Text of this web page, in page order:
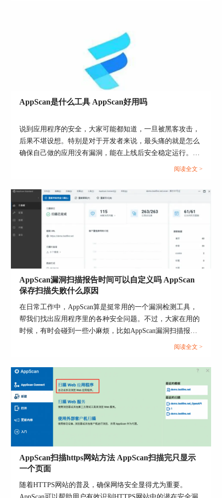
一个非常安全的过程。它是通过模拟攻击的方式来
检测漏洞的，不会对你的数据或者系统产生任何实
很多人害怕扫描过程会“入侵”到自己的系统，进而
修改数据或者破坏文件。实际上，Appscan 是非侵
换句话说，它只是模拟黑客攻击的行为，检测系统
的漏洞，但不会真正去执行这些操作。所以，数据
和系统不会受到任何影响。
统崩溃或者文件丢失。放心吧，Appscan 的扫描流
程是被严格设计过的，它不会做任何破坏性操作。
扫描时，它只会分析数据和系统的安全性，发现漏
洞的同时，不会触碰、修改或者删除任何数据。
系统资源占用
扫描是有资源消耗的，这点是难免的。Appscan 在
扫描过程中会消耗一定的系统资源，可能会让系统
的性能稍微变慢，比如加载网页时会有一点延迟，
或者在运行其他程序时，服务器负载可能会上升。
这些影响其实是可以忽略不计的，尤其是如果你在
闲时进行扫描，基本不会干扰正常工作。
不会破坏你的数据或系统，大家可以放心使用。对
AppScan是什么工具 AppScan好用吗
说到应用程序的安全，大家可能都知道，一旦被黑客攻击，
后果不堪设想。特别是对于开发者来说，最头痛的就是怎么
确保自己做的应用没有漏洞，能在上线后安全稳定运行。于
是就有了各种安全扫描工具，AppScan就是其中一个，它的
么，AppScan是什么工具 AppScan好用吗？今天我们就来聊
聊这个工具，看看它到底值不值得你使用。...
阅读全文 >
AppScan漏洞扫描报告时间可以自定义吗 AppScan
保存扫描失败什么原因
在日常工作中，AppScan算是挺常用的一个漏洞检测工具，
帮我们找出应用程序里的各种安全问题。不过，大家在用的
时候，有时会碰到一些小麻烦，比如AppScan漏洞扫描报告
时间可以自定义吗 AppScan保存扫描失败什么原因这些问
AppScan时更顺手一点。...
阅读全文 >
AppScan扫描https网站方法 AppScan扫描完只显示
一个页面
随着HTTPS网站的普及，确保网络安全显得尤为重要。